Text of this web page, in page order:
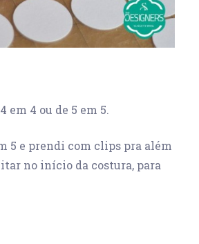
em 4 ou de 5 em 5.
5 e prendi com clips pra além
no início da costura, para